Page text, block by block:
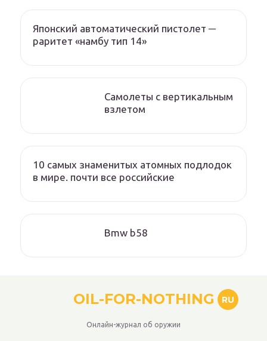
Японский автоматический пистолет ─
раритет «намбу тип 14»
Самолеты с вертикальным
взлетом
10 самых знаменитых атомных подлодок
в мире. почти все российские
Bmw b58
OIL-FOR-NOTHING RU
Онлайн-журнал об оружии